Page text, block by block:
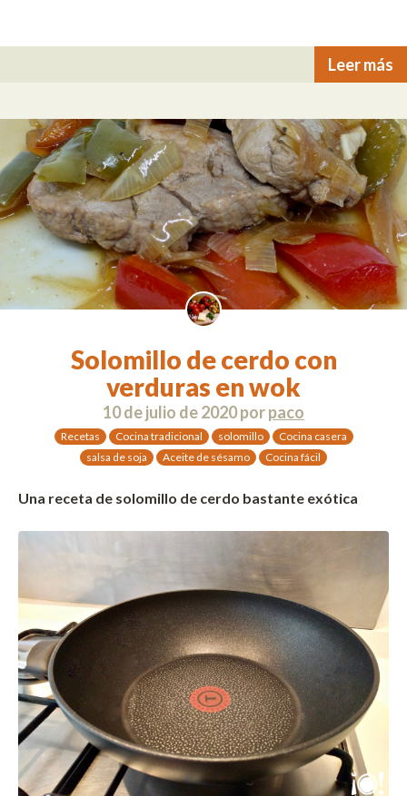
Leer más
Solomillo de cerdo con
verduras en wok
10 de julio de 2020porpaco
Recetas Cocina tradicional solomillo
Cocina casera
salsa de soja
Aceite de sésamo Cocina fácil
Una receta de solomillo de cerdo bastante exótica